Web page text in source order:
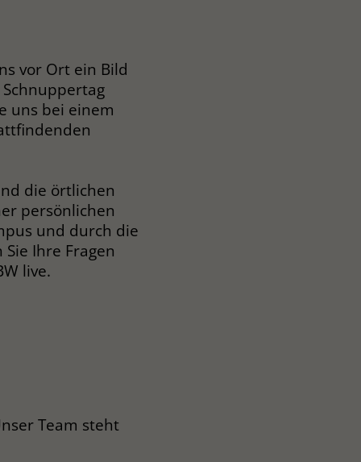
vor Ort ein Bild
uns bei einem
die örtlichen
persönlichen
und durch die
Ihre Fragen
live.
Team steht